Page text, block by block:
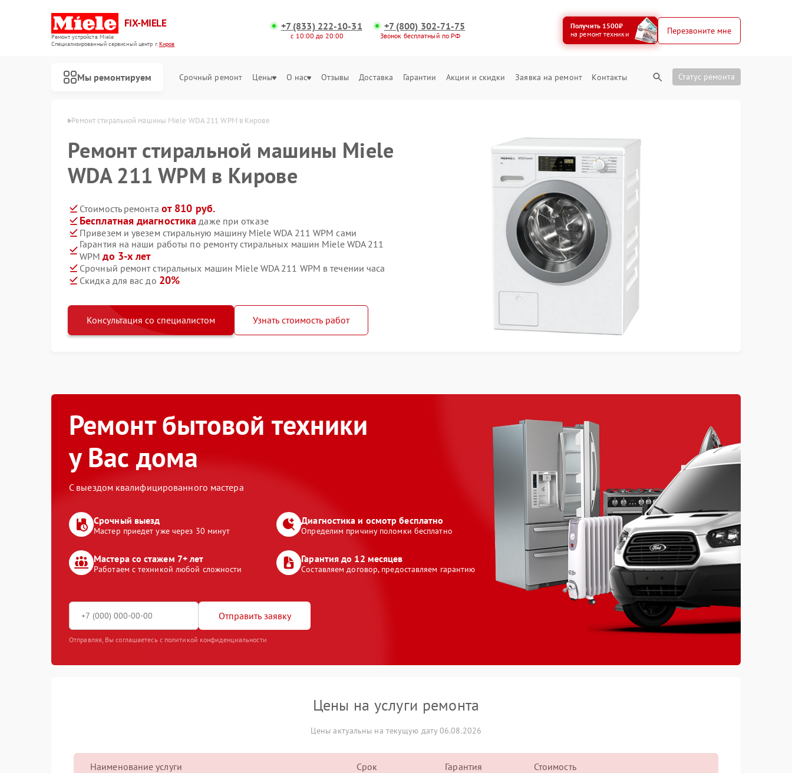
FIX-MIELE
Ремонт устройств Miele
Специализированный cервисный центр г.Киров
+7 (833) 222-10-31
с 10:00 до 20:00
+7 (800) 302-71-75
Звонок бесплатный по РФ
Получить 1500₽
на ремонт техники
Перезвоните мне
Мы ремонтируем Срочный ремонт Цены О нас Отзывы Доставка Гарантии Акции и скидки Заявка на ремонт Контакты Статус ремонта
Ремонт стиральной машины Miele WDA 211 WPM в Кирове
Ремонт стиральной машины Miele
WDA 211 WPM в Кирове
Стоимость ремонта от 810 руб.
Бесплатная диагностика даже при отказе
Привезем и увезем стиральную машину Miele WDA 211 WPM сами
Гарантия на наши работы по ремонту стиральных машин Miele WDA 211
WPMдо 3-х лет
Срочный ремонт стиральных машин Miele WDA 211 WPM в течении часа
Скидка для вас до 20%
Консультация со специалистом Узнать стоимость работ
Ремонт бытовой техники
у Вас дома
С выездом квалифицированного мастера
Срочный выезд
Мастер приедет уже через 30 минут
Диагностика и осмотр бесплатно
Определим причину поломки бесплатно
Мастера со стажем 7+ лет
Работаем с техникой любой сложности
Гарантия до 12 месяцев
Составляем договор, предоставляем гарантию
Отправить заявку
Отправляя, Вы соглашаетесь с политикой конфиденциальности
Цены на услуги ремонта
Цены актуальны на текущую дату 06.08.2026
Наименование услуги Срок Гарантия Стоимость